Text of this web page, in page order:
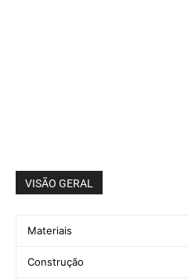
VISÃO GERAL
Materiais
Construção